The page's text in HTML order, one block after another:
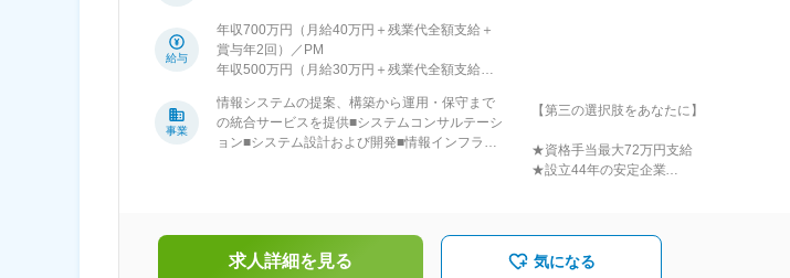
鉄各線「池袋駅」東口より 徒歩9分◎地下鉄有楽
町線「東池袋駅」サンシャイン方面へ徒歩2分
（地下通路直結)【大阪事業所】大阪府大阪市淀
川区宮原3-5-24 新大阪第一生命ビルディング8階
◎JR各線「新大阪駅」北口（阪急ビル連絡通
路）より 徒歩6分◎地下鉄御堂筋線「新大阪駅」
給与
年収700万円（月給40万円＋残業代全額支給＋
賞与年2回）／PM
年収500万円（月給30万円＋残業代全額支給＋
事業
情報システムの提案、構築から運用・保守まで
の統合サービスを提供■システムコンサルテーシ
ョン■システム設計および開発■情報インフラ設
【第三の選択肢をあなたに】
★資格手当最大72万円支給
★設立44年の安定企業
どっちも諦めない転職を実現してください！
求人詳細を見る 気になる